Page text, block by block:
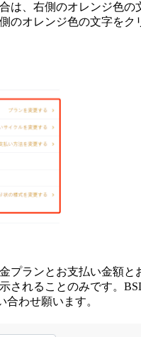
は、右側のオレンジ色
のオレンジ色の文字をク
プランとお支払い金額と
されることのみです。
合わせ願います。